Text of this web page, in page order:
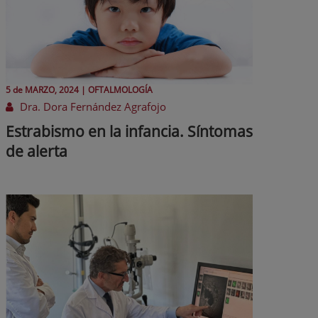
5 de MARZO, 2024 | OFTALMOLOGÍA
Dra. Dora Fernández Agrafojo
Estrabismo en la infancia. Síntomas
de alerta